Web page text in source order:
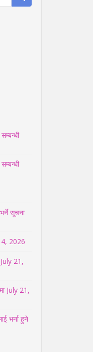
सूचना
2026
July 21,
July 21,
भर्ना हुने